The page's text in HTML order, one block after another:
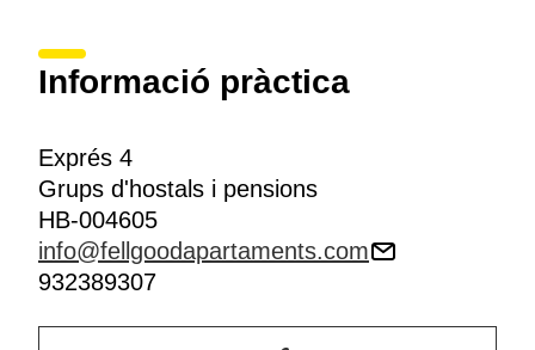
Informació pràctica
Exprés 4
Grups d'hostals i pensions
HB-004605
info@fellgoodapartaments.com
932389307